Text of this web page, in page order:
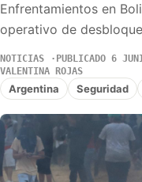
Enfrentamientos en
operativo de
NOTICIAS PUBLICADO 6
VALENTINA ROJAS
Argentina Seguridad